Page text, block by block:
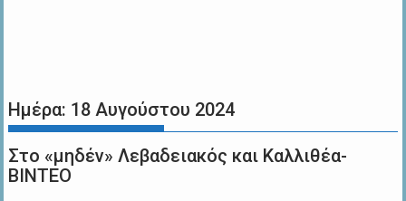
Ημέρα: 18 Αυγούστου 2024
Στο «μηδέν» Λεβαδειακός και Καλλιθέα-
ΒΙΝΤΕΟ